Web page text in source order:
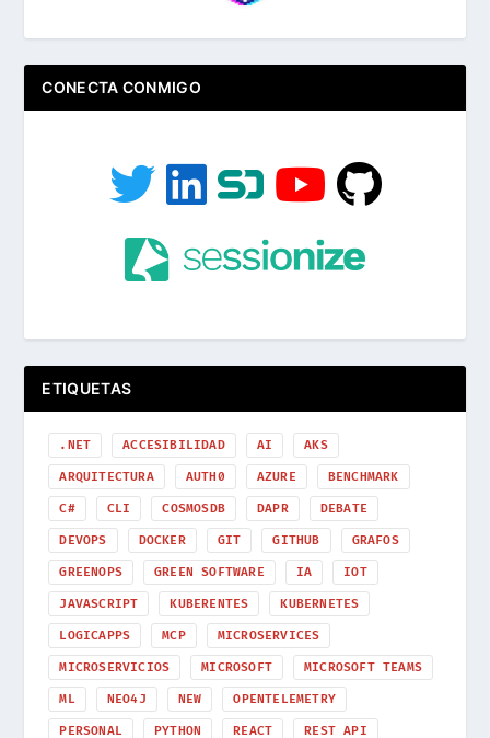
CONECTA CONMIGO
ETIQUETAS
.NET ACCESIBILIDAD AI AKS
ARQUITECTURA AUTH0 AZURE BENCHMARK
C# CLI COSMOSDB DAPR DEBATE
DEVOPS DOCKER GIT GITHUB GRAFOS
GREENOPS GREEN SOFTWARE IA IOT
JAVASCRIPT KUBERENTES KUBERNETES
LOGICAPPS MCP MICROSERVICES
MICROSERVICIOS MICROSOFT MICROSOFT TEAMS
ML NEO4J NEW OPENTELEMETRY
PERSONAL PYTHON REACT REST API